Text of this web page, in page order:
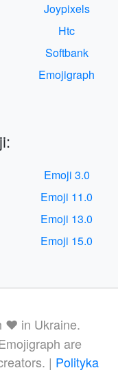
Joypixels
Htc
Softbank
Emojigraph
Emoji 3.0
Emoji 11.0
Emoji 13.0
Emoji 15.0
❤️ in Ukraine.
are
| Polityka